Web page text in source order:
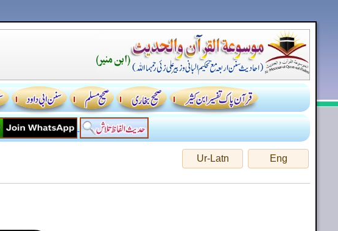
Eng
Ur-Latn